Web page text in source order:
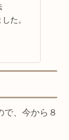
た。
で、今から８